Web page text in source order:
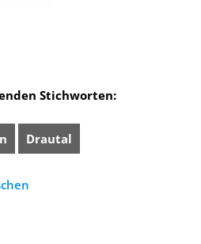
Stichworten:
Drautal